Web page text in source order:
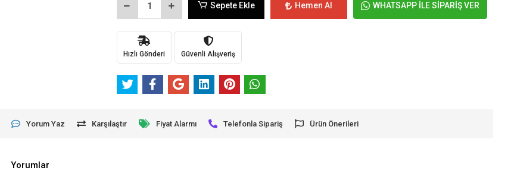
Sepete Ekle Hemen Al WHATSAPP İLE SİPARİŞ VER
Hızlı Gönderi Güvenli Alışveriş
Yorum Yaz Karşılaştır Fiyat Alarmı Telefonla Sipariş Ürün Önerileri
Yorumlar